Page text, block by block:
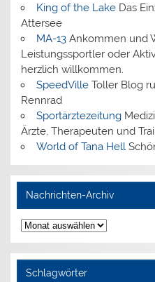
King of the LakeDas
Attersee
MA-13Ankommen und
Leistungssportler oder
herzlich willkommen.
SpeedVilleToller Blog
Rennrad
Sportärztezeitung
Ärzte, Therapeuten und
World of Tana Hell
Nachrichten-Archiv
Nachrichten-
Archiv
Schlagwörter